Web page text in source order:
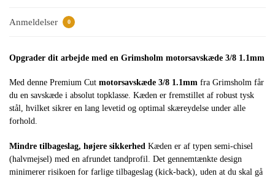
Anmeldelser 0
Opgrader dit arbejde med en Grimsholm motorsavskæde 3/8 1.1mm
Med denne Premium Cut motorsavskæde 3/8 1.1mm fra Grimsholm får
du en savskæde i absolut topklasse. Kæden er fremstillet af robust tysk
stål, hvilket sikrer en lang levetid og optimal skæreydelse under alle
forhold.
Mindre tilbageslag, højere sikkerhed Kæden er af typen semi-chisel
(halvmejsel) med en afrundet tandprofil. Det gennemtænkte design
minimerer risikoen for farlige tilbageslag (kick-back), uden at du skal gå